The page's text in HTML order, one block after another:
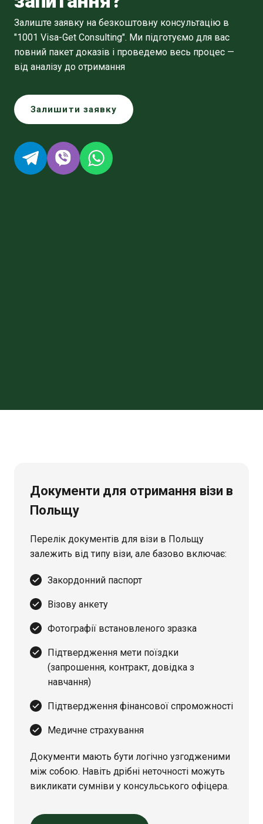
Залиште заявку на безкоштовну консультацію в
"1001 Visa-Get Consulting". Ми підготуємо для вас
повний пакет доказів і проведемо весь процес —
від аналізу до отримання
Залишити заявку
Документи для отримання візи в
Польщу
Перелік документів для візи в Польщу
залежить від типу візи, але базово включає:
Закордонний паспорт
Візову анкету
Фотографії встановленого зразка
Підтвердження мети поїздки
(запрошення, контракт, довідка з
навчання)
Підтвердження фінансової спроможності
Медичне страхування
Документи мають бути логічно узгодженими
між собою. Навіть дрібні неточності можуть
викликати сумніви у консульського офіцера.